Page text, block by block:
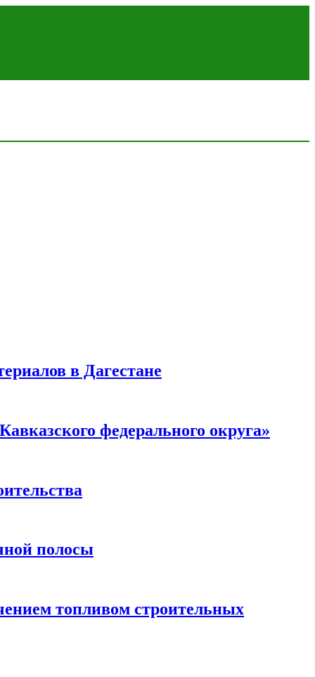
в Дагестане
федерального округа»
полосы
топливом строительных